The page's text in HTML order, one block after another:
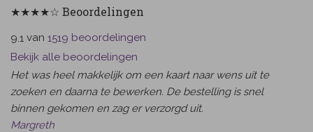
★★★★☆ Beoordelingen
9.1 van 1519 beoordelingen
Bekijk alle beoordelingen
Het was heel makkelijk om een kaart naar wens uit te
zoeken en daarna te bewerken. De bestelling is snel
binnen gekomen en zag er verzorgd uit.
Margreth